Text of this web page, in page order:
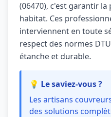
(06470), c'est garantir
habitat. Ces
interviennent en toute
respect des normes
étanche et durable.
💡 Le saviez-vous ?
Les artisans
des solutions